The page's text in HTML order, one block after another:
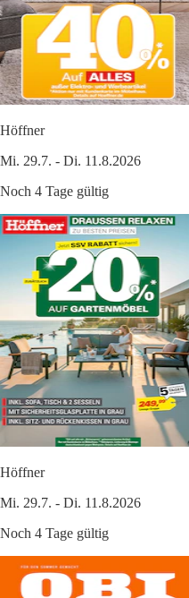
Höffner
Mi. 29.7. - Di. 11.8.2026
Noch 4 Tage gültig
Höffner
Mi. 29.7. - Di. 11.8.2026
Noch 4 Tage gültig